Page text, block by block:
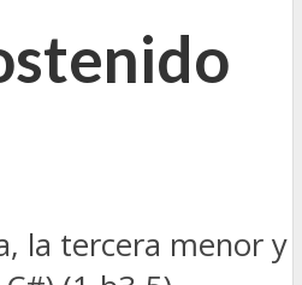
la tercera menor y